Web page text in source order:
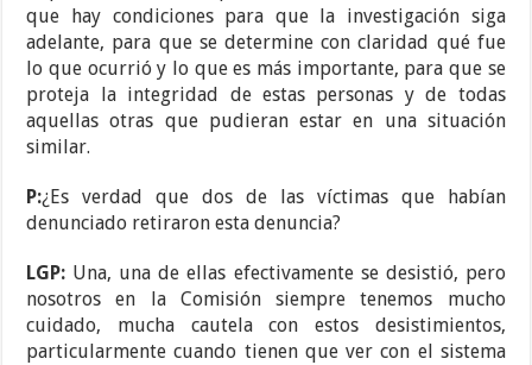
que hay condiciones para que la investigación siga
adelante, para que se determine con claridad qué fue
lo que ocurrió y lo que es más importante, para que se
proteja la integridad de estas personas y de todas
aquellas otras que pudieran estar en una situación
similar.
P:¿Es verdad que dos de las víctimas que habían
denunciado retiraron esta denuncia?
LGP: Una, una de ellas efectivamente se desistió, pero
nosotros en la Comisión siempre tenemos mucho
cuidado, mucha cautela con estos desistimientos,
particularmente cuando tienen que ver con el sistema